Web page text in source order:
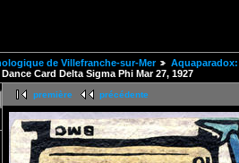
de Villefranche-sur-Mer
Dance Card Delta Sigma Phi Mar 27, 1927
première précédente